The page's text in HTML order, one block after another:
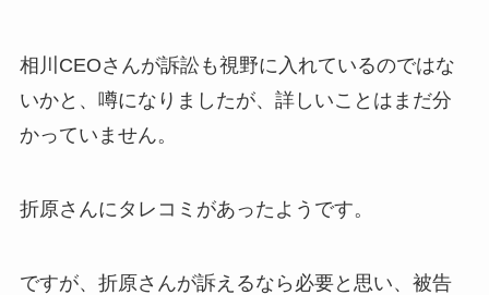
相川CEOさんが訴訟も視野に入れているのではな
いかと、噂になりましたが、詳しいことはまだ分
かっていません。
折原さんにタレコミがあったようです。
ですが、折原さんが訴えるなら必要と思い、被告